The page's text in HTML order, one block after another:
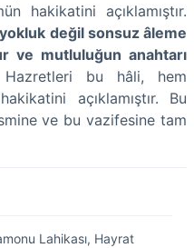
hakikatini açıklamıştır.
değil sonsuz âleme
ve mutluluğun anahtarı
Hazretleri bu hâli, hem
açıklamıştır. Bu
ve bu vazifesine tam
Lahikası, Hayrat